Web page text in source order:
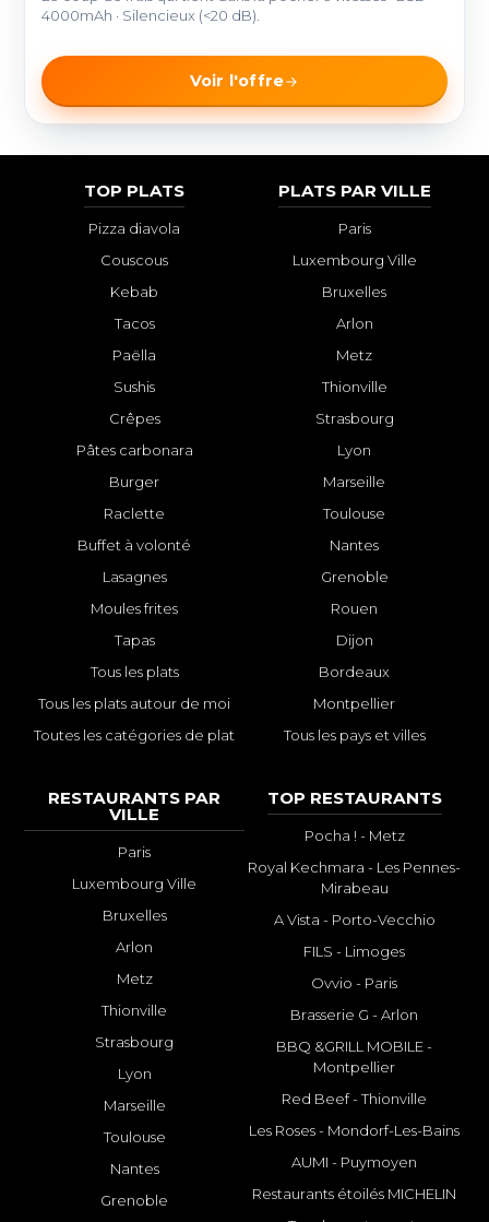
4000mAh · Silencieux (<20 dB).
Voir l'offre
TOP PLATS
Pizza diavola
Couscous
Kebab
Tacos
Paëlla
Sushis
Crêpes
Pâtes carbonara
Burger
Raclette
Buffet à volonté
Lasagnes
Moules frites
Tapas
Tous les plats
Tous les plats autour de moi
Toutes les catégories de plat
PLATS PAR VILLE
Paris
Luxembourg Ville
Bruxelles
Arlon
Metz
Thionville
Strasbourg
Lyon
Marseille
Toulouse
Nantes
Grenoble
Rouen
Dijon
Bordeaux
Montpellier
Tous les pays et villes
RESTAURANTS PAR
VILLE
Paris
Luxembourg Ville
Bruxelles
Arlon
Metz
Thionville
Strasbourg
Lyon
Marseille
Toulouse
Nantes
Grenoble
TOP RESTAURANTS
Pocha ! - Metz
Royal Kechmara - Les Pennes-
Mirabeau
A Vista - Porto-Vecchio
FILS - Limoges
Ovvio - Paris
Brasserie G - Arlon
BBQ &GRILL MOBILE -
Montpellier
Red Beef - Thionville
Les Roses - Mondorf-Les-Bains
AUMI - Puymoyen
Restaurants étoilés MICHELIN